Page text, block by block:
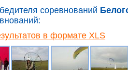
соревнований
в формате XLS